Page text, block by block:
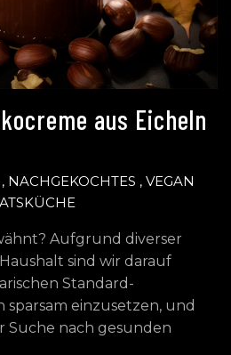
aus Eicheln
, NACHGEKOCHTES , VEGAN
Aufgrund diverser
sind wir darauf
Standard-
einzusetzen, und
Suche nach gesunden